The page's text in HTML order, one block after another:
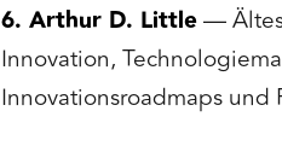
6. Arthur D. Little—
Innovation,
Innovationsroadmaps und